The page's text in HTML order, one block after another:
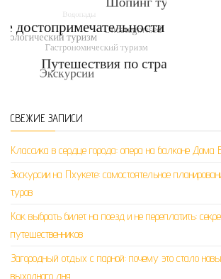
СВЕЖИЕ ЗАПИСИ
Классика в сердце города: опера на балконе Дома
Экскурсии на Пхукете: самостоятельное
туров
Как выбрать билет на поезд и не переплатить:
путешественников
Загородный отдых с парной: почему это стало
выходного дня